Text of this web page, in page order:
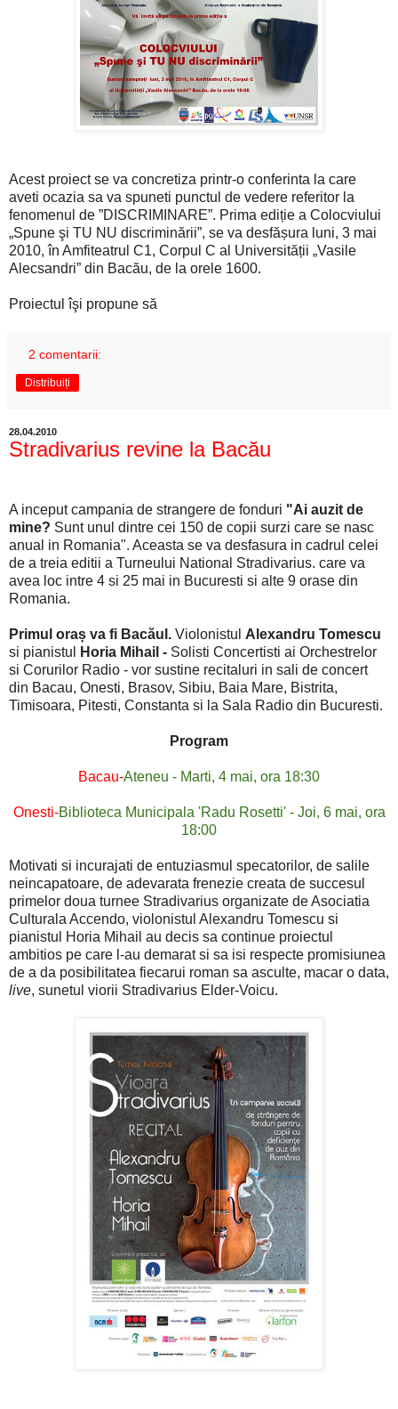
Acest proiect se va concretiza printr-o conferinta la care
aveti ocazia sa va spuneti punctul de vedere referitor la
fenomenul de ”DISCRIMINARE”. Prima ediție a Colocviului
„Spune şi TU NU discriminării”, se va desfășura luni, 3 mai
2010, în Amfiteatrul C1, Corpul C al Universității „Vasile
Alecsandri” din Bacău, de la orele 1600.
Proiectul îşi propune să
2 comentarii:
Distribuiți
28.04.2010
Stradivarius revine la Bacău
A inceput campania de strangere de fonduri "Ai auzit de
mine? Sunt unul dintre cei 150 de copii surzi care se nasc
anual in Romania". Aceasta se va desfasura in cadrul celei
de a treia editii a Turneului National Stradivarius. care va
avea loc intre 4 si 25 mai in Bucuresti si alte 9 orase din
Romania.
Primul oraș va fi Bacăul. Violonistul Alexandru Tomescu
si pianistul
Horia Mihail - Solisti Concertisti ai Orchestrelor
si Corurilor Radio - vor sustine recitaluri in sali de concert
din Bacau, Onesti, Brasov, Sibiu, Baia Mare, Bistrita,
Timisoara, Pitesti, Constanta si la Sala Radio din Bucuresti.
Program
Bacau-Ateneu - Marti, 4 mai, ora 18:30
Onesti-Biblioteca Municipala 'Radu Rosetti' - Joi, 6 mai, ora
18:00
Motivati si incurajati de entuziasmul specatorilor, de salile
neincapatoare, de adevarata frenezie creata de succesul
primelor doua turnee Stradivarius organizate de Asociatia
Culturala Accendo, violonistul Alexandru Tomescu si
pianistul Horia Mihail au decis sa continue proiectul
ambitios pe care l-au demarat si sa isi respecte promisiunea
de a da posibilitatea fiecarui roman sa asculte, macar o data,
live, sunetul viorii Stradivarius Elder-Voicu.